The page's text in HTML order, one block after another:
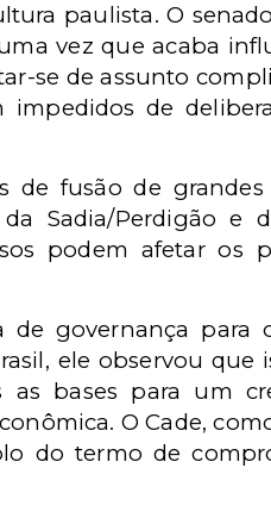
paulista. O
vez que acaba
se de assunto
impedidos de
de fusão de grandes
Sadia/Perdigão e
podem afetar os
de governança para
ele observou que
bases para um
O Cade,
do termo de